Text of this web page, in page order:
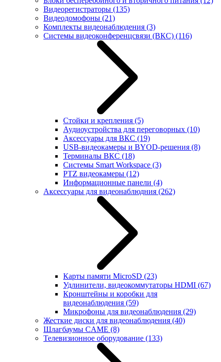
Видеорегистраторы (135)
Видеодомофоны (21)
Комплекты видеонаблюдения (3)
Системы видеоконференцсвязи (ВКС) (116)
Стойки и крепления (5)
Аудиоустройства для переговорных (10)
Аксессуары для ВКС (19)
USB-видеокамеры и BYOD-решения (8)
Терминалы ВКС (18)
Системы Smart Workspace (3)
PTZ видеокамеры (12)
Информационные панели (4)
Аксессуары для видеонаблюдния (262)
Карты памяти MicroSD (23)
Удлинители, видеокоммутаторы HDMI (67)
Кронштейны и коробки для
видеонаблюдения (59)
Микрофоны для видеонаблюдения (29)
Жесткие диски для видеонаблюдения (40)
Шлагбаумы CAME (8)
Телевизионное оборудование (133)